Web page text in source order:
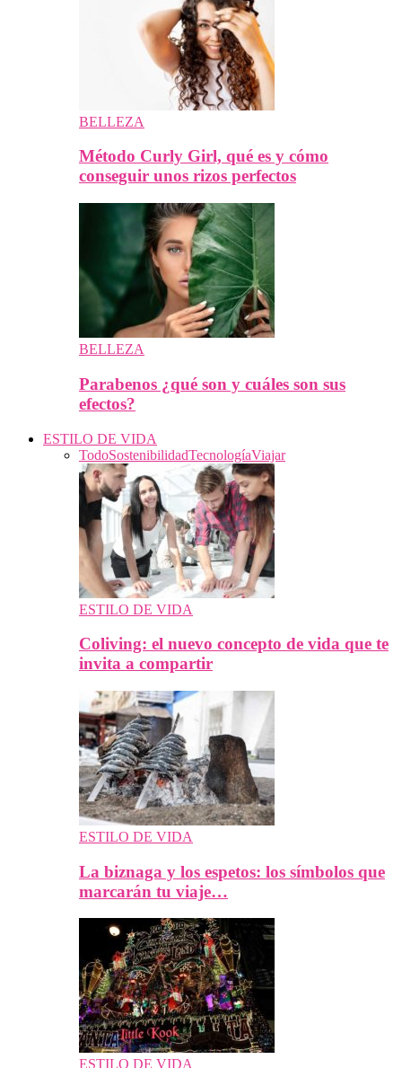
BELLEZA
Método Curly Girl, qué es y cómo
conseguir unos rizos perfectos
BELLEZA
Parabenos ¿qué son y cuáles son sus
efectos?
ESTILO DE VIDA
TodoSostenibilidadTecnologíaViajar
ESTILO DE VIDA
Coliving: el nuevo concepto de vida que te
invita a compartir
ESTILO DE VIDA
La biznaga y los espetos: los símbolos que
marcarán tu viaje…
ESTILO DE VIDA